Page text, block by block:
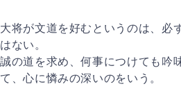
大将が文道を好むというのは、必
はない。
誠の道を求め、何事につけても吟
て、心に憐みの深いのをいう。